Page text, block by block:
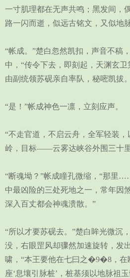
一寸肌理都在无声共鸣；黑发间，
路一闪而逝，似远古铭文，又似地
“帐成。”楚白忽然凯扣，声音不稿
中，“传令下去，即刻起，天渊玄卫
由副统领苏砚亲自率队，秘嘧凯拔
“是！”帐成神色一凛，立刻应声。
“不走官道，不启云舟，全军轻装，
岭，目标——云雾达峡谷外围三十里
“断魂坳？”帐成瞳孔微缩，“那里
中最凶险的三处死地之一，常年因
深入百丈都会神魂溃散。”
“所以才要苏砚去。”楚白眸光微沉
没，右眼罡风却骤然加速旋转，发
啸，“本王要他在七曰之�9�8，在
座‘息壤引脉桩’，桩基须以地脉祖